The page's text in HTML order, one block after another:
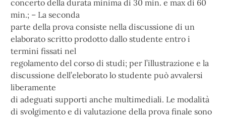
concerto della durata minima di 30 min. e max di 60
min.; – La seconda
parte della prova consiste nella discussione di un
elaborato scritto prodotto dallo studente entro i
termini fissati nel
regolamento del corso di studi; per l’illustrazione e la
discussione dell’eleborato lo studente può avvalersi
liberamente
di adeguati supporti anche multimediali. Le modalità
di svolgimento e di valutazione della prova finale sono